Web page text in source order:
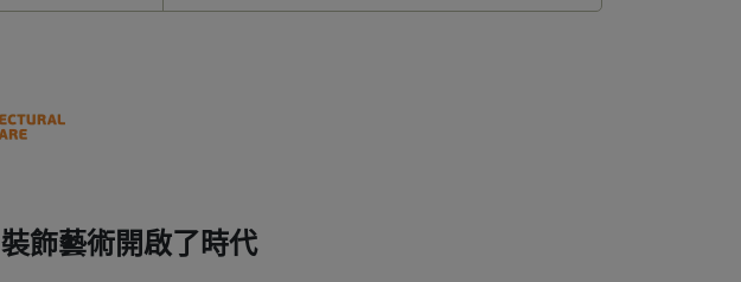
裝飾藝術開啟了時代